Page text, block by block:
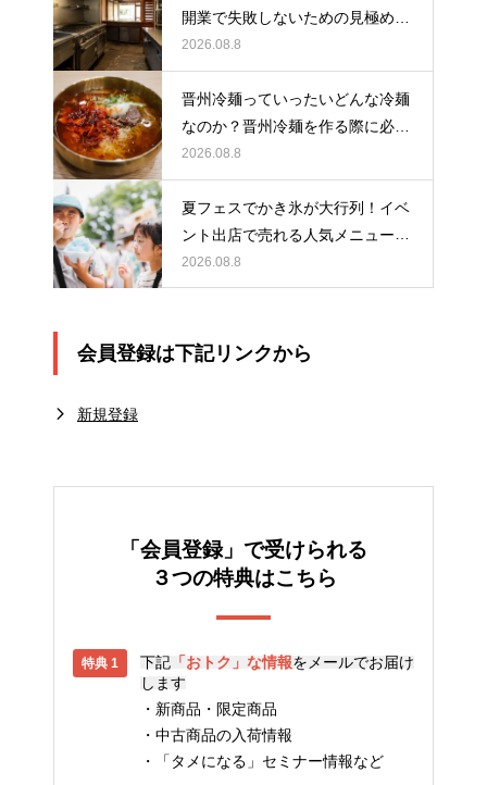
開業で失敗しないための見極め方
と厨房機器選びを解説
2026.08.8
晋州冷麺っていったいどんな冷麺
なのか？晋州冷麺を作る際に必要
なアイテムとは？
2026.08.8
夏フェスでかき氷が大行列！イベ
ント出店で売れる人気メニュー作
りのポイント
2026.08.8
会員登録は下記リンクから
新規登録
「会員登録」で受けられる
３つの特典はこちら
下記 「おトク」な情報をメールでお届け
します
新商品・限定商品
中古商品の入荷情報
「タメになる」セミナー情報など